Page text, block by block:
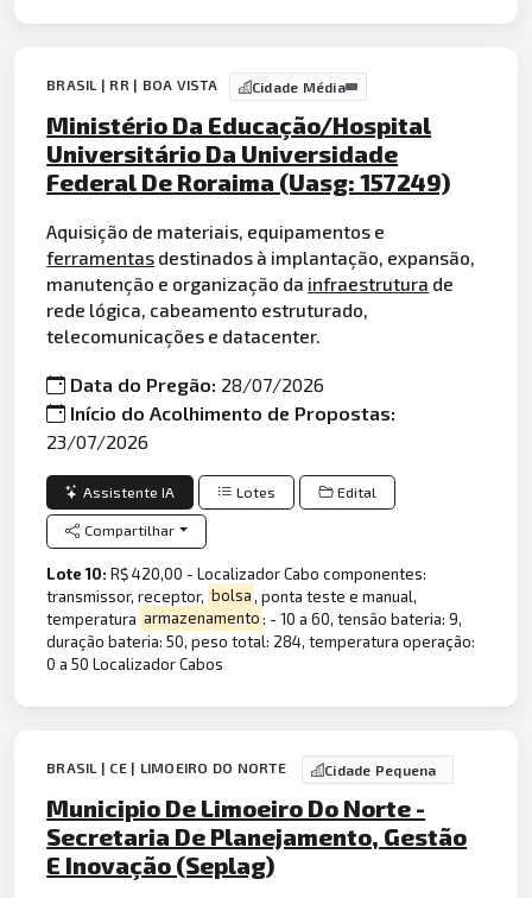
BRASIL | RR | BOA VISTA Cidade Média
Ministério Da Educação/Hospital
Universitário Da Universidade
Federal De Roraima (Uasg: 157249)
Aquisição de materiais, equipamentos e
ferramentas destinados à implantação, expansão,
manutenção e organização da infraestrutura de
rede lógica, cabeamento estruturado,
telecomunicações e datacenter.
Data do Pregão: 28/07/2026
Início do Acolhimento de Propostas:
23/07/2026
Assistente IA Lotes Edital
Compartilhar
Lote 10:R$ 420,00 - Localizador Cabo componentes:
transmissor, receptor, bolsa, ponta teste e manual,
temperatura armazenamento: - 10 a 60, tensão bateria: 9,
duração bateria: 50, peso total: 284, temperatura operação:
0 a 50 Localizador Cabos
BRASIL | CE | LIMOEIRO DO NORTE Cidade Pequena
Municipio De Limoeiro Do Norte -
Secretaria De Planejamento, Gestão
E Inovação (Seplag)